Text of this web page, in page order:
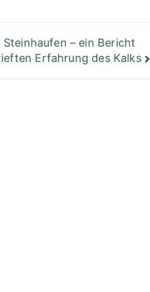
– ein Bericht
Erfahrung des Kalks